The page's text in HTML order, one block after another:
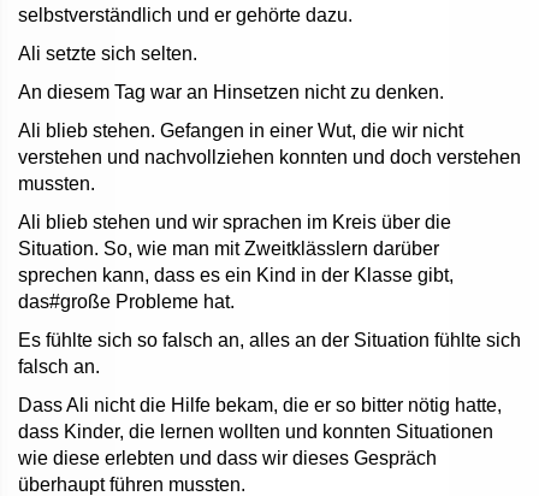
selbstverständlich und er gehörte dazu.
Ali setzte sich selten.
An diesem Tag war an Hinsetzen nicht zu denken.
Ali blieb stehen. Gefangen in einer Wut, die wir nicht
verstehen und nachvollziehen konnten und doch verstehen
mussten.
Ali blieb stehen und wir sprachen im Kreis über die
Situation. So, wie man mit Zweitklässlern darüber
sprechen kann, dass es ein Kind in der Klasse gibt,
das#große Probleme hat.
Es fühlte sich so falsch an, alles an der Situation fühlte sich
falsch an.
Dass Ali nicht die Hilfe bekam, die er so bitter nötig hatte,
dass Kinder, die lernen wollten und konnten Situationen
wie diese erlebten und dass wir dieses Gespräch
überhaupt führen mussten.